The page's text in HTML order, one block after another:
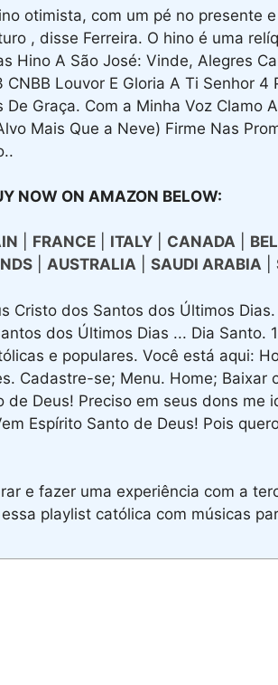
otimista, com um pé no presente
, disse Ferreira. O hino é uma
Hino A São José: Vinde, Alegres
Louvor E Gloria A Ti Senhor 4
Graça. Com a Minha Voz Clamo
Mais Que a Neve) Firme Nas
NOW ON AMAZON BELOW:
FRANCE| ITALY| CANADA|
| AUSTRALIA| SAUDI ARABIA|
Cristo dos Santos dos Últimos
dos Últimos Dias ... Dia Santo.
e populares. Você está aqui:
Cadastre-se; Menu. Home; Baixar
de Deus! Preciso em seus dons me
Espírito Santo de Deus! Pois
e fazer uma experiência com a
playlist católica com músicas